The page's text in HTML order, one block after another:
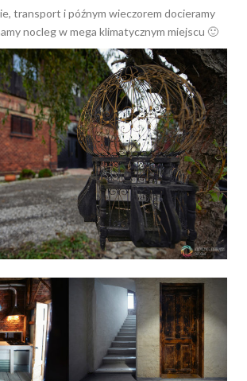
transport i późnym wieczorem docieramy
nocleg w mega klimatycznym miejscu 🙂